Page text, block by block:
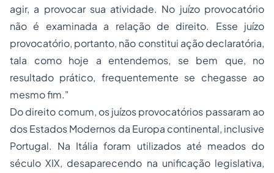
agir, a provocar sua atividade. No juízo provocatório
não é examinada a relação de direito. Esse juízo
provocatório, portanto, não constitui ação declaratória,
tala como hoje a entendemos, se bem que, no
resultado prático, frequentemente se chegasse ao
mesmo fim."
Do direito comum, os juízos provocatórios passaram ao
dos Estados Modernos da Europa continental, inclusive
Portugal. Na Itália foram utilizados até meados do
século XIX, desaparecendo na unificação legislativa,